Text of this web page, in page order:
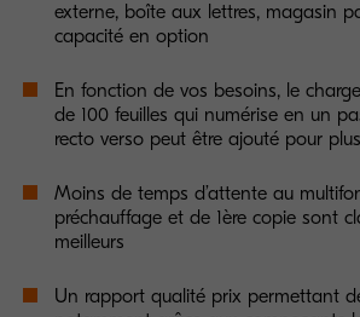
externe, boîte aux lettres, magasin
capacité en option
En fonction de vos besoins, le
de 100 feuilles qui numérise en un
recto verso peut être ajouté pour
Moins de temps d’attente au
préchauffage et de 1ère copie sont
meilleurs
Un rapport qualité prix permettant